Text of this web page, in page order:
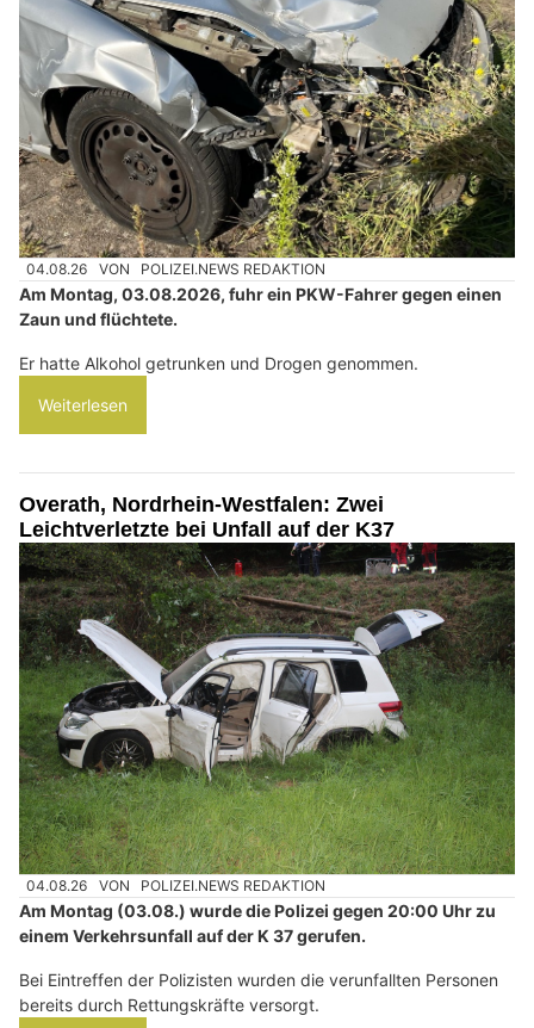
04.08.26 VON POLIZEI.NEWS REDAKTION
Am Montag, 03.08.2026, fuhr ein PKW-Fahrer gegen einen
Zaun und flüchtete.
Er hatte Alkohol getrunken und Drogen genommen.
Weiterlesen
Overath, Nordrhein-Westfalen: Zwei
Leichtverletzte bei Unfall auf der K37
04.08.26 VON POLIZEI.NEWS REDAKTION
Am Montag (03.08.) wurde die Polizei gegen 20:00 Uhr zu
einem Verkehrsunfall auf der K 37 gerufen.
Bei Eintreffen der Polizisten wurden die verunfallten Personen
bereits durch Rettungskräfte versorgt.